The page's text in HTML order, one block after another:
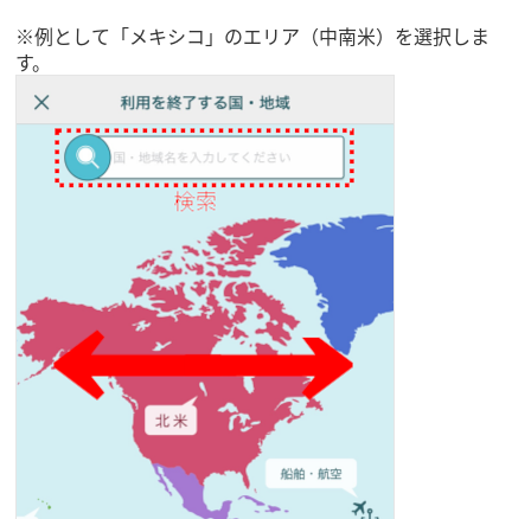
※例として「メキシコ」のエリア（中南米）を選択しま
す。